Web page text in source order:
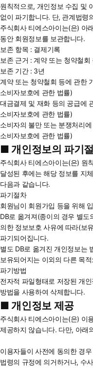
원칙적으로, 개인정보 수집 및
없이 파기합니다. 단, 관계법령
주식회사 티에스아이는(은) 아
동안 회원정보를 보관합니다.
보존 항목 : 결제기록
보존 근거 : 계약 또는 청약철회
보존 기간 : 3년
계약 또는 청약철회 등에 관한
소비자보호에 관한 법률)
대금결제 및 재화 등의 공급에
소비자보호에 관한 법률)
소비자의 불만 또는 분쟁처리
소비자보호에 관한 법률)
■ 개인정보의 파기
주식회사 티에스아이는(은) 원
달성된 후에는 해당 정보를 지
다음과 같습니다.
파기절차
회원님이 회원가입 등을 위해
DB로 옮겨져(종이의 경우 별
의한 정보보호 사유에 따라(보
파기되어집니다.
별도 DB로 옮겨진 개인정보는
보유되어지는 이외의 다른 목
파기방법
전자적 파일형태로 저장된 개
방법을 사용하여 삭제합니다.
■ 개인정보 제공
주식회사 티에스아이는(은) 이
제공하지 않습니다. 다만, 아래
이용자들이 사전에 동의한 경우
법령의 규정에 의거하거나, 수